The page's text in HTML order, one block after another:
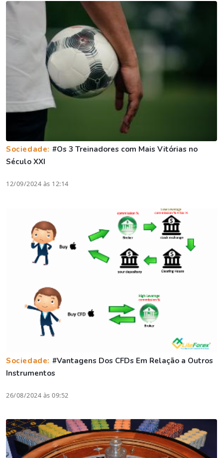
Sociedade: #Os 3 Treinadores com Mais Vitórias no
Século XXI
12/09/2024 às 12:14
Sociedade: #Vantagens Dos CFDs Em Relação a Outros
Instrumentos
26/08/2024 às 09:52